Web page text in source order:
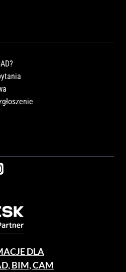
DLA
BIM, CAM